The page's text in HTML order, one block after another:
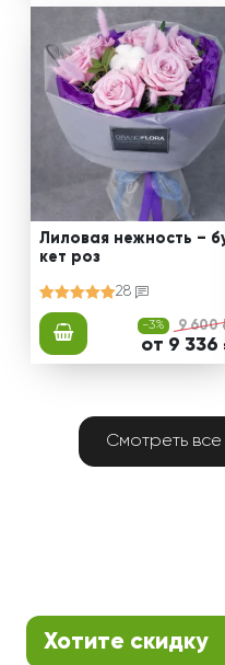
Лиловая нежность –
кет роз
28
-3% 9 600
от 9 336
Смотреть все
Хотите скидку